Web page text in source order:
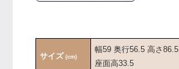
サイズ (cm)
幅59 奥行56.5 高さ86.5
座面高33.5